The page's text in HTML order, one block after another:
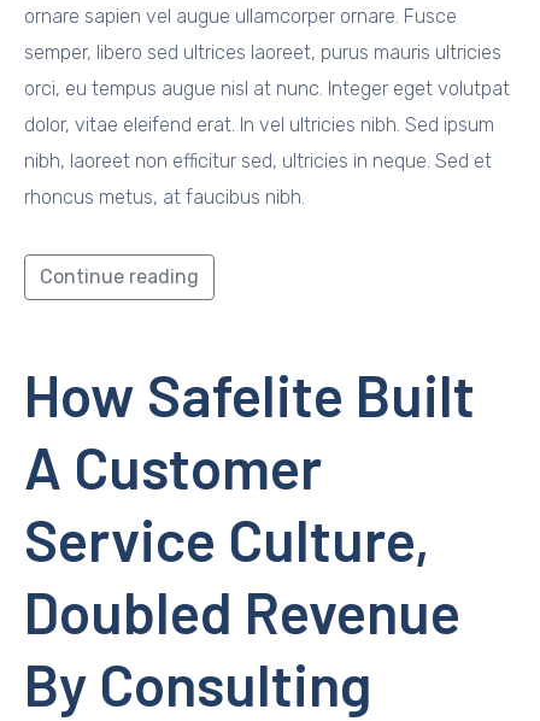
ornare sapien vel augue ullamcorper ornare. Fusce
semper, libero sed ultrices laoreet, purus mauris ultricies
orci, eu tempus augue nisl at nunc. Integer eget volutpat
dolor, vitae eleifend erat. In vel ultricies nibh. Sed ipsum
nibh, laoreet non efficitur sed, ultricies in neque. Sed et
rhoncus metus, at faucibus nibh.
Continue reading
How Safelite Built
A Customer
Service Culture,
Doubled Revenue
By Consulting